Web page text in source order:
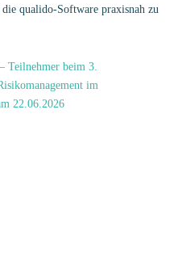
qualido-Software praxisnah zu